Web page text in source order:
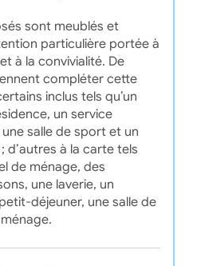
sont meublés et
particulière portée à
à la convivialité. De
compléter cette
inclus tels qu’un
un service
salle de sport et un
d’autres à la carte tels
de ménage, des
une laverie, un
déjeuner, une salle de